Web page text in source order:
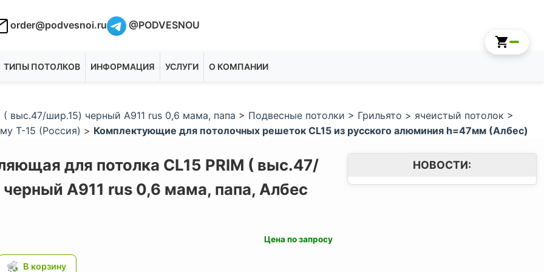
order@podvesnoi.ru @PODVESNOU
ТИПЫ ПОТОЛКОВ ИНФОРМАЦИЯ УСЛУГИ О КОМПАНИИ
выс.47/шир.15) черный А911 rus 0,6 мама, папа > Подвесные потолки > Грильято > ячеистый потолок >
Т-15 (Россия) > Комплектующие для потолочных решеток CL15 из русского алюминия h=47мм (Албес)
для потолка CL15 PRIM ( выс.47/
А911 rus 0,6 мама, папа, Албес
Цена по запросу
НОВОСТИ: